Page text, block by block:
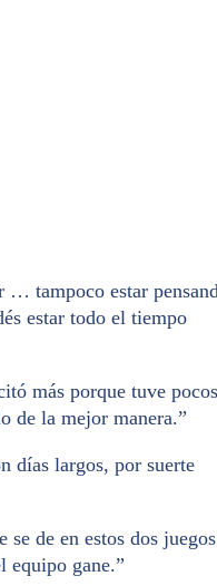
… tampoco estar
estar todo el tiempo
más porque tuve pocos
de la mejor manera.”
días largos, por suerte
de en estos dos juegos
equipo gane.”